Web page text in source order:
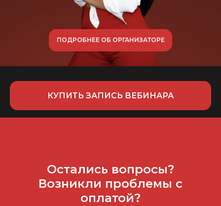
ПОДРОБНЕЕ ОБ ОРГАНИЗАТОРЕ
КУПИТЬ ЗАПИСЬ ВЕБИНАРА
Остались вопросы?
Возникли проблемы с
оплатой?